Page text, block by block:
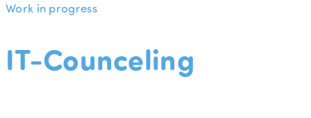
Work in progress
IT-Counceling